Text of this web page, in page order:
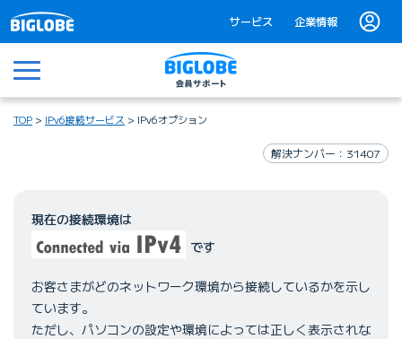
サービス 企業情報
メニュー
TOP IPv6接続サービス IPv6オプション
解決ナンバー：31407
現在の接続環境は
です
お客さまがどのネットワーク環境から接続しているかを示し
ています。
ただし、パソコンの設定や環境によっては正しく表示されな